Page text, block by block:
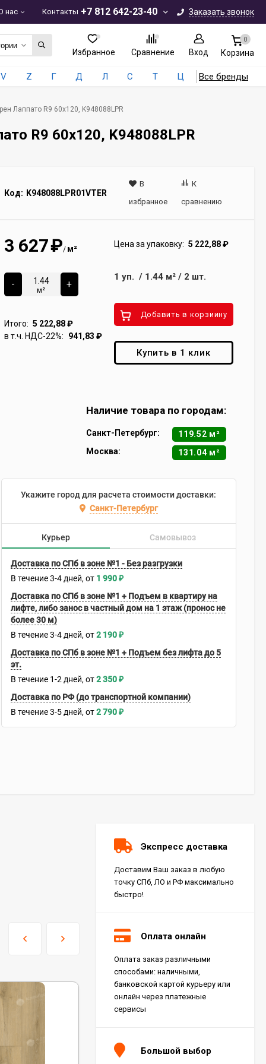
+7 812 642-23-40 Заказать звонок
нас Контакты
Избранное Сравнение Вход
0
Корзина
V Z Г Д Л С Т Ц Все бренды
Лаппато R9 60x120, K948088LPR
R9 60x120, K948088LPR
Код: K948088LPR01VTER
В
избранное
К
сравнению
3 627₽/ м²
-
м²
+
Итого: 5 222,88₽
в т.ч. НДС-22%:
941,83 ₽
Цена за упаковку: 5 222,88₽
1 уп. / 1.44м²/ 2 шт.
Добавить в корзиину
Купить в 1 клик
Наличие товара по городам:
Санкт-Петербург:
119.52 м²
Москва:
131.04 м²
Укажите город для расчета стоимости доставки:
Санкт-Петербург
Курьер Самовывоз
Доставка по СПб в зоне №1 - Без разгрузки
В течение 3-4 дней 1 990₽
Доставка по СПб в зоне №1 + Подъем в квартиру на
лифте, либо занос в частный дом на 1 этаж (пронос не
более 30 м)
В течение 3-4 дней 2 190₽
Доставка по СПб в зоне №1 + Подъем без лифта до 5
эт.
В течение 1-2 дней 2 350₽
Доставка по РФ (до транспортной компании)
В течение 3-5 дней 2 790₽
Экспресс доставка
Доставим Ваш заказ в любую
точку СПб, ЛО и РФ максимально
быстро!
Оплата онлайн
Оплата заказ различными
способами: наличными,
банковской картой курьеру или
онлайн через платежные
сервисы
Большой выбор
Керамогранит Italon
Charme Extra Silver Ret
60x120, 610010001196
Charme Evo Imperiale
Ret 60x120,